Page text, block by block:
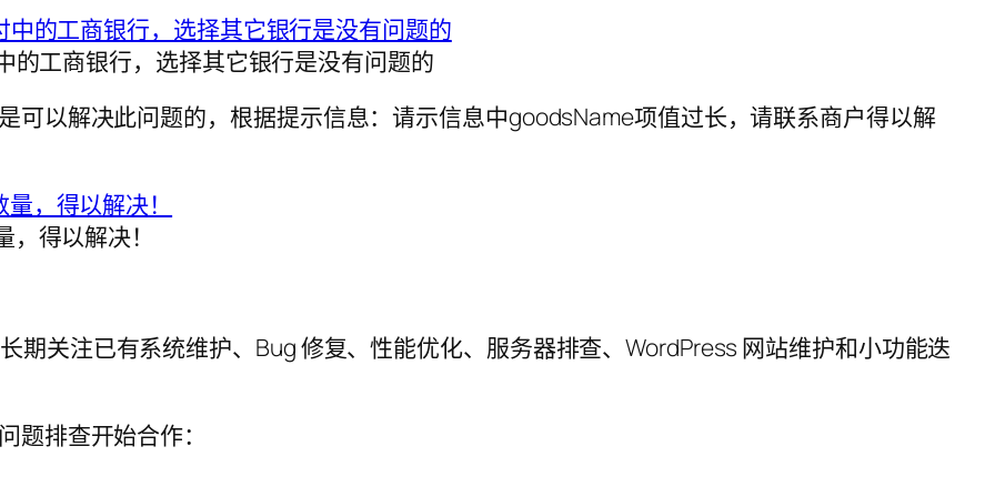
的工商银行，选择其它银行是没有问题的
可以解决此问题的，根据提示信息：请示信息中goodsName项值过长，请联系商户得以解
得以解决！
期关注已有系统维护、Bug 修复、性能优化、服务器排查、WordPress 网站维护和小功能迭
题排查开始合作：